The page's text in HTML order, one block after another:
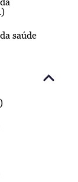
saúde